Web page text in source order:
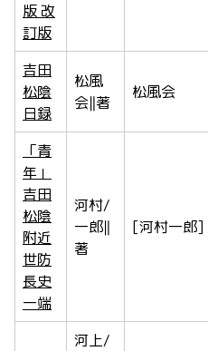
版 改
訂版
吉田
松陰
日録
松風
会‖著
松風会
「青
年」
吉田
松陰
附近
世防
長史
一端
河村/
一郎‖
著
[河村一郎]
河上/